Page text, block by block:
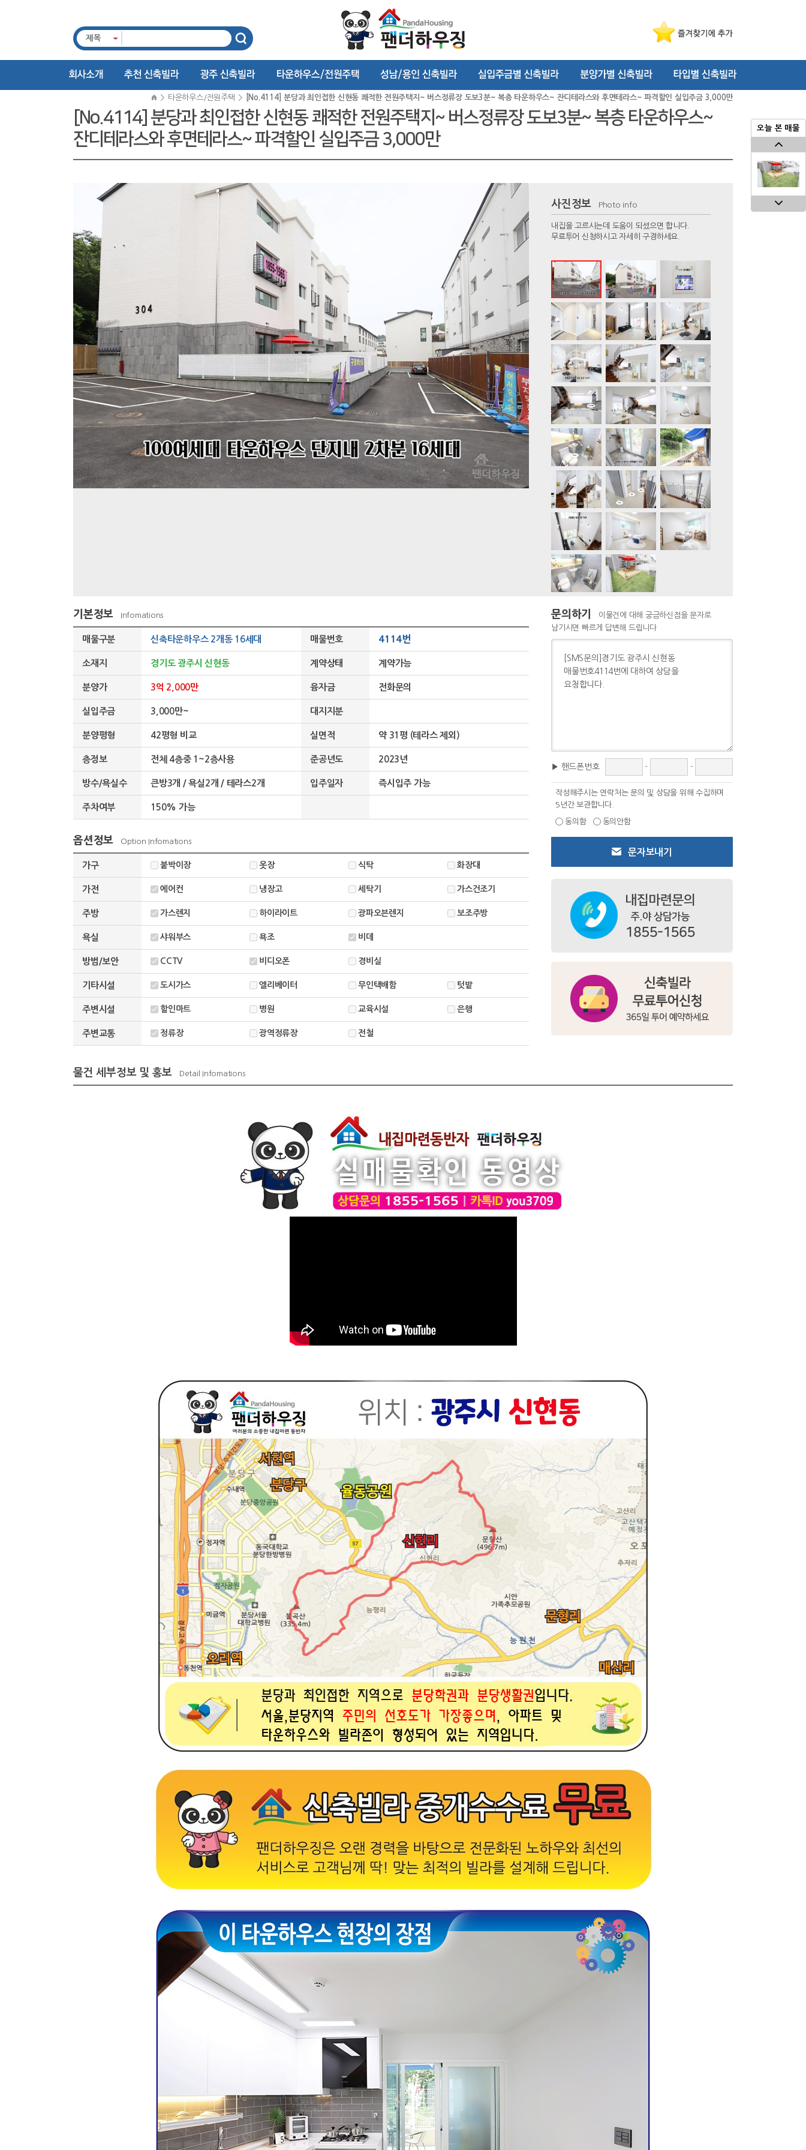
제목
[No.4114] 분당과 최인접한 신현동 쾌적한 전원주택지~ 버스정류장 도보3분~ 복층 타운하우스~
잔디테라스와 후면테라스~ 파격할인 실입주금 3,000만
> 타운하우스/전원주택 > [No.4114] 분당과 최인접한 신현동 쾌적한 전원주택지~ 버스정류장 도보3분~ 복층 타운하우스~ 잔디테라스와 후면테라스~ 파격할인 실입주금 3,000만
사진정보 Photo info
내집을 고르시는데 도움이 되셨으면 합니다.
무료투어 신청하시고 자세히 구경하세요.
기본정보 Infomations
매물구분 신축타운하우스 2개동 16세대 매물번호 4114번
소재지 경기도 광주시 신현동 계약상태 계약가능
분양가 3억 2,000만 융자금 전화문의
실입주금 3,000만~ 대지지분
분양평형 42평형 비교 실면적 약 31평 (테라스 제외)
층정보 전체 4층중 1~2층사용 준공년도 2023년
방수/욕실수 큰방3개 / 욕실2개 / 테라스2개 입주일자 즉시입주 가능
주차여부 150% 가능
옵션정보 Option Infomations
가구 붙박이장 옷장 식탁 화장대
가전 에어컨 냉장고 세탁기 가스건조기
주방 가스렌지 하이라이트 광파오븐렌지 보조주방
욕실 샤워부스 욕조 비데
방범/보안 CCTV 비디오폰 경비실
기타시설 도시가스 엘리베이터 무인택배함 텃밭
주변시설 할인마트 병원 교육시설 은행
주변교통 정류장 광역정류장 전철
문의하기
이물건에 대해 궁금하신점을 문자로
남기시면 빠르게 답변해 드립니다
▶ 핸드폰번호 - -
작성해주시는 연락처는 문의 및 상담을 위해 수집하며
5년간 보관합니다.
동의함 동의안함
문자보내기
물건 세부정보 및 홍보 Detail Infomations
오늘 본 매물